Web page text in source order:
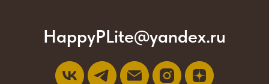
HappyPLite@yandex.ru